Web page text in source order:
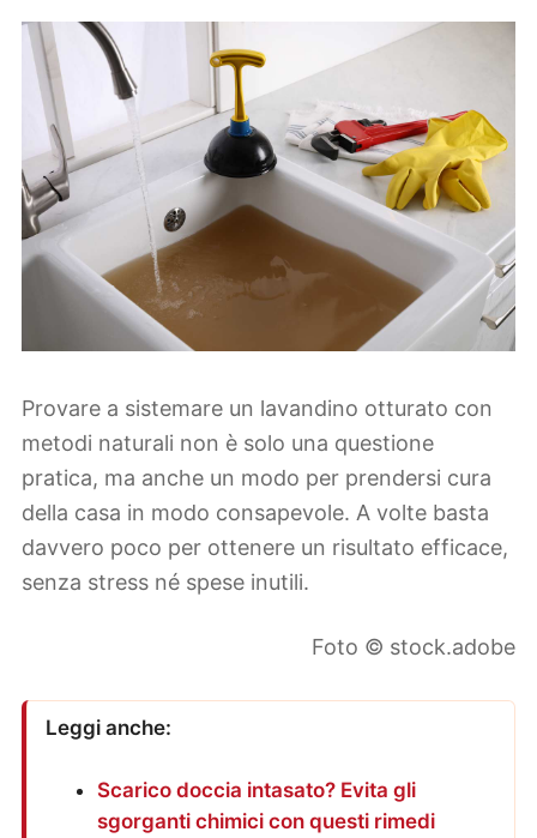
Provare a sistemare un lavandino otturato con
metodi naturali non è solo una questione
pratica, ma anche un modo per prendersi cura
della casa in modo consapevole. A volte basta
davvero poco per ottenere un risultato efficace,
senza stress né spese inutili.
Foto © stock.adobe
Leggi anche:
Scarico doccia intasato? Evita gli
sgorganti chimici con questi rimedi